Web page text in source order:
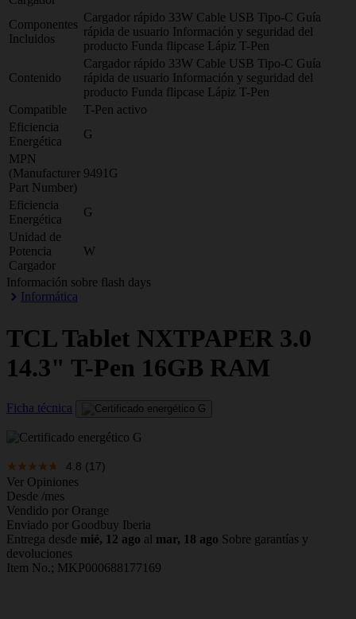
Componentes
Incluidos
Cargador rápido 33W Cable USB Tipo-C Guía
rápida de usuario Información y seguridad del
producto Funda flipcase Lápiz T-Pen
Contenido
Cargador rápido 33W Cable USB Tipo-C Guía
rápida de usuario Información y seguridad del
producto Funda flipcase Lápiz T-Pen
Compatible
T-Pen activo
Eficiencia
Energética
G
MPN
(Manufacturer
Part Number)
9491G
Eficiencia
Energética
G
Unidad de
Potencia
Cargador
W
Información sobre flash days
Informática
TCL Tablet NXTPAPER 3.0
14.3" T-Pen 16GB RAM
Ficha técnica
4.8 (17)
Ver Opiniones
Desde /mes
Vendido por Orange
Enviado por Goodbuy Iberia
Entrega desde mié, 12 ago al mar, 18 ago Sobre garantías y
devoluciones
Item No.; MKP000688177169